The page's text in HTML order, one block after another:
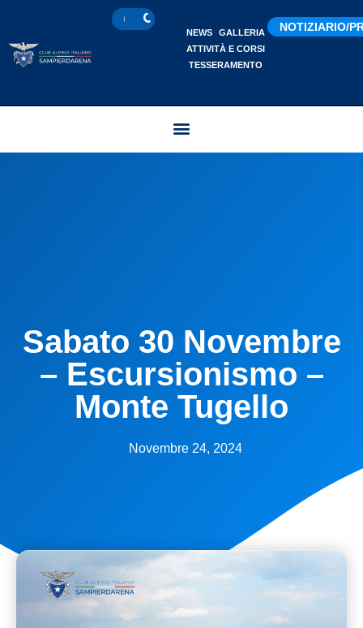
NEWS
GALLERIA
ATTIVITÀ E CORSI
TESSERAMENTO
NOTIZIARIO/
Sabato 30 Novembre
– Escursionismo –
Monte Tugello
Novembre 24, 2024